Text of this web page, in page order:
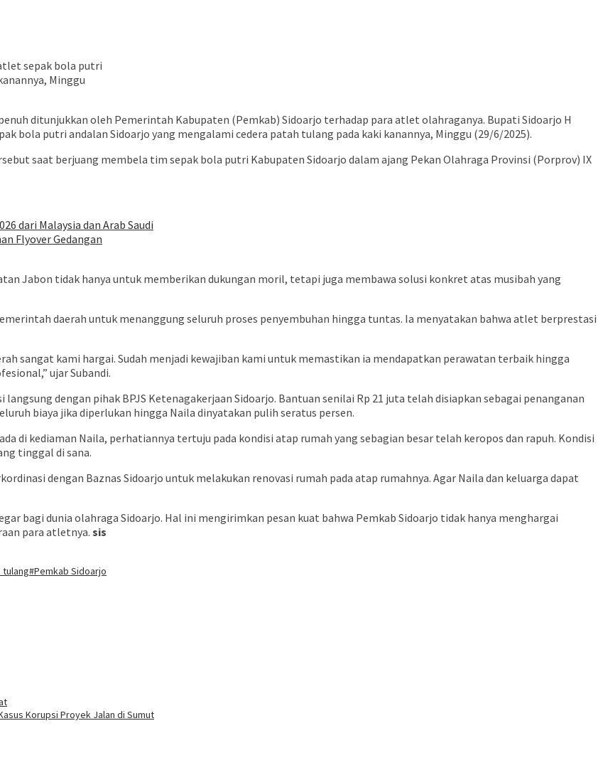
sepak bola putri
Minggu
ditunjukkan oleh Pemerintah Kabupaten (Pemkab) Sidoarjo terhadap para atlet olahraganya. Bupati Sidoarjo H
bola putri andalan Sidoarjo yang mengalami cedera patah tulang pada kaki kanannya, Minggu (29/6/2025).
saat berjuang membela tim sepak bola putri Kabupaten Sidoarjo dalam ajang Pekan Olahraga Provinsi (Porprov) IX
dari Malaysia dan Arab Saudi
Flyover Gedangan
Jabon tidak hanya untuk memberikan dukungan moril, tetapi juga membawa solusi konkret atas musibah yang
daerah untuk menanggung seluruh proses penyembuhan hingga tuntas. Ia menyatakan bahwa atlet berprestasi
sangat kami hargai. Sudah menjadi kewajiban kami untuk memastikan ia mendapatkan perawatan terbaik hingga
ujar Subandi.
dengan pihak BPJS Ketenagakerjaan Sidoarjo. Bantuan senilai Rp 21 juta telah disiapkan sebagai penanganan
biaya jika diperlukan hingga Naila dinyatakan pulih seratus persen.
di kediaman Naila, perhatiannya tertuju pada kondisi atap rumah yang sebagian besar telah keropos dan rapuh. Kondisi
tinggal di sana.
dengan Baznas Sidoarjo untuk melakukan renovasi rumah pada atap rumahnya. Agar Naila dan keluarga dapat
bagi dunia olahraga Sidoarjo. Hal ini mengirimkan pesan kuat bahwa Pemkab Sidoarjo tidak hanya menghargai
para atletnya. sis
tulang#Pemkab Sidoarjo
Korupsi Proyek Jalan di Sumut